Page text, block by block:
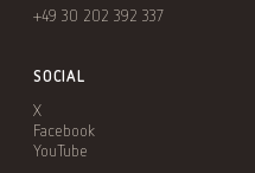
+49 30 202 392 337
SOCIAL
X
Facebook
YouTube